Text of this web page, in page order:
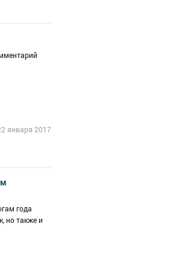
января 2017
года
но также и